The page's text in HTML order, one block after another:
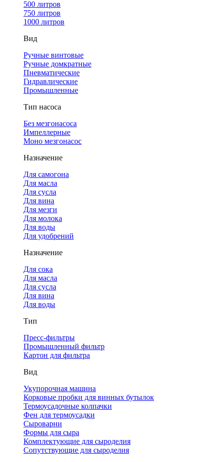
500 литров
750 литров
1000 литров
Вид
Ручные винтовые
Ручные домкратные
Пневматические
Гидравлические
Промышленные
Тип насоса
Без мезгонасоса
Импеллерные
Моно мезгонасос
Назначение
Для самогона
Для масла
Для сусла
Для вина
Для мезги
Для молока
Для воды
Для удобрений
Назначение
Для сока
Для масла
Для сусла
Для вина
Для воды
Тип
Пресс-фильтры
Промышленный фильтр
Картон для фильтра
Вид
Укупорочная машина
Корковые пробки для винных бутылок
Термоусадочные колпачки
Фен для термоусадки
Сыроварни
Формы для сыра
Комплектующие для сыроделия
Сопутствующие для сыроделия